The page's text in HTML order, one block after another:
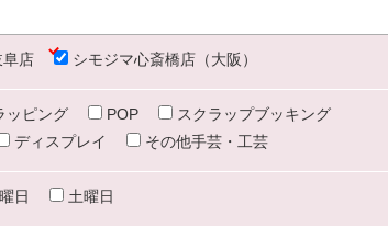
阜店 シモジマ心斎橋店（大阪）
ッピング POP
スクラップブッキング
ディスプレイ その他手芸・工芸
日 土曜日